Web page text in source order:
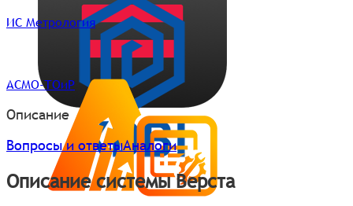
ИС Метрология
АСМО-ТОиР
Описание
Вопросы и ответыАналоги
Описание системы Верста